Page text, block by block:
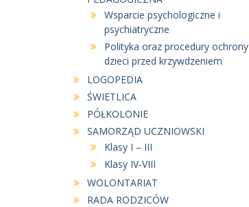
Wsparcie psychologiczne i
psychiatryczne
Polityka oraz procedury ochrony
dzieci przed krzywdzeniem
LOGOPEDIA
ŚWIETLICA
PÓŁKOLONIE
SAMORZĄD UCZNIOWSKI
Klasy I – III
Klasy IV-VIII
WOLONTARIAT
RADA RODZICÓW